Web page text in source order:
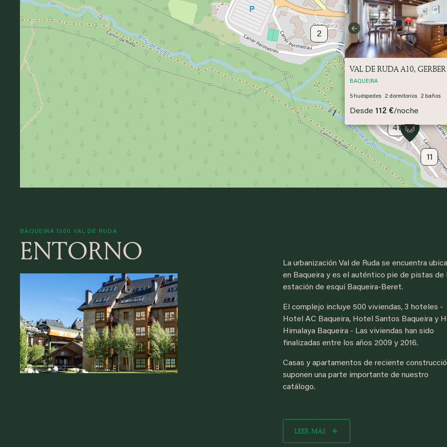
2
18
41
11
Previous
VAL DE RUDA A10, GERBER
BAQUEIRA
5 huéspedes 2 dormitorios 2 baños
Desde 112 €/noche
BAQUEIRA 1500 VAL DE RUDA
ENTORNO
La urbanización Val de Ruda se encuentra
en Baqueira y es el auténtico pie de pistas de
estación de esquí Baqueira-Beret.
El complejo incluye 500 viviendas, 3 hoteles -
Hotel AC Baqueira, Hotel Santos Baqueira y
Himalaya Baqueira - Las viviendas han sido
finalizadas entre los años 2009 y 2016.
Casas y apartamentos de reciente
suponen una parte importante de nuestro
catálogo.
LEER MÁS